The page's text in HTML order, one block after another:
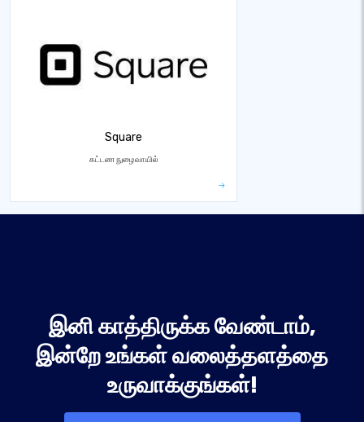
Square
கட்டண நுழைவாயில்
இனி காத்திருக்க வேண்டாம்,
இன்றே உங்கள் வலைத்தளத்தை
உருவாக்குங்கள்!